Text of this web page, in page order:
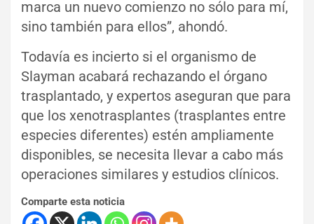
marca un nuevo comienzo no sólo para mí,
sino también para ellos”, ahondó.
Todavía es incierto si el organismo de
Slayman acabará rechazando el órgano
trasplantado, y expertos aseguran que para
que los xenotrasplantes (trasplantes entre
especies diferentes) estén ampliamente
disponibles, se necesita llevar a cabo más
operaciones similares y estudios clínicos.
Comparte esta noticia